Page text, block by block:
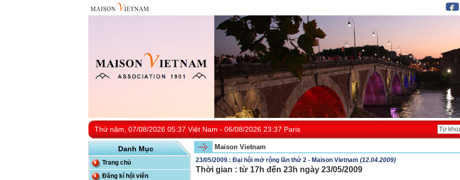
Thứ năm, 07/08/2026 05:37 Việt Nam - 06/08/2026 23:37 Paris
Danh Mục
Trang chủ
Đăng kí hội viên
Maison Vietnam
23/05/2009 : Đại hội mở rộng lần thứ 2 - Maison Vietnam (12.04.2009)
Thời gian : từ 17h đến 23h ngày 23/05/2009